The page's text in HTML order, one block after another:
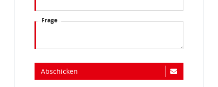
Frage
Abschicken